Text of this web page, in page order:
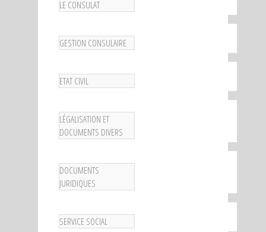
LE CONSULAT
GESTION CONSULAIRE
ETAT CIVIL
LÉGALISATION ET
DOCUMENTS DIVERS
DOCUMENTS
JURIDIQUES
SERVICE SOCIAL